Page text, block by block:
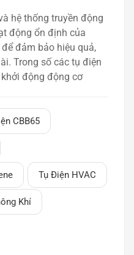
hệ thống truyền động
động ổn định của
đảm bảo hiệu quả,
Trong số các tụ điện
động động cơ
cho máy điều hòa
hệ thống thông gió.
sẽ tìm hiểu kỹ hơn về
chúng lại phổ biến và
ứng dụng của bạn.Tụ
gì?Tụ điện CBB65 là
động cơ AC được
mạ kim loại
nó là tạo ra sự dịch
pha, cho phép chúng
CBB65
Tụ Điện HVAC
Khí